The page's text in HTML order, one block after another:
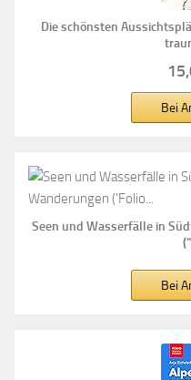
Die schönsten
Bei
Seen und Wasserfälle in
Bei